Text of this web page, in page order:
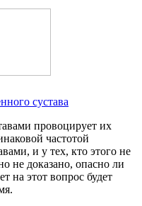
сустава
провоцирует их
частотой
и у тех, кто этого не
не доказано, опасно ли
на этот вопрос будет